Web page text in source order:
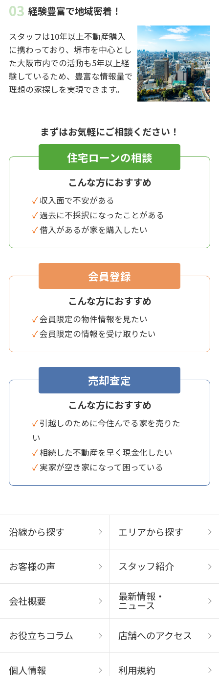
経験豊富で地域密着！
スタッフは10年以上不動産購入
に携わっており、堺市を中心とし
た大阪市内での活動も5年以上経
験しているため、豊富な情報量で
理想の家探しを実現できます。
まずはお気軽にご相談ください！
住宅ローンの相談
こんな方におすすめ
✓ 収入面で不安がある
✓ 過去に不採択になったことがある
✓ 借入があるが家を購入したい
会員登録
こんな方におすすめ
✓ 会員限定の物件情報を見たい
✓ 会員限定の情報を受け取りたい
売却査定
こんな方におすすめ
✓ 引越しのために今住んでる家を売りた
い
✓ 相続した不動産を早く現金化したい
✓ 実家が空き家になって困っている
沿線から探す エリアから探す
お客様の声 スタッフ紹介
会社概要 最新情報・
ニュース
お役立ちコラム 店舗へのアクセス
個人情報 利用規約